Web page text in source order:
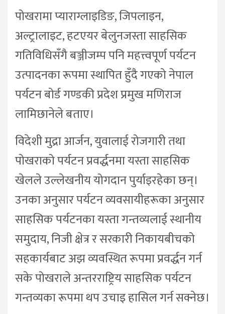
पोखरामा प्याराग्लाइडिङ, जिपलाइन,
अल्ट्रालाइट, हटएयर बेलुनजस्ता साहसिक
गतिविधिसँगै बञ्जीजम्प पनि महत्त्वपूर्ण पर्यटन
उत्पादनका रूपमा स्थापित हुँदै गएको नेपाल
पर्यटन बोर्ड गण्डकी प्रदेश प्रमुख मणिराज
लामिछानेले बताए।
विदेशी मुद्रा आर्जन, युवालाई रोजगारी तथा
पोखराको पर्यटन प्रवर्द्धनमा यस्ता साहसिक
खेलले उल्लेखनीय योगदान पुर्याइरहेका छन्।
उनका अनुसार पर्यटन व्यवसायीहरूका अनुसार
साहसिक पर्यटनका यस्ता गन्तव्यलाई स्थानीय
समुदाय, निजी क्षेत्र र सरकारी निकायबीचको
सहकार्यबाट अझ व्यवस्थित रूपमा प्रवर्द्धन गर्न
सके पोखराले अन्तरराष्ट्रिय साहसिक पर्यटन
गन्तव्यका रूपमा थप उचाइ हासिल गर्न सक्नेछ।